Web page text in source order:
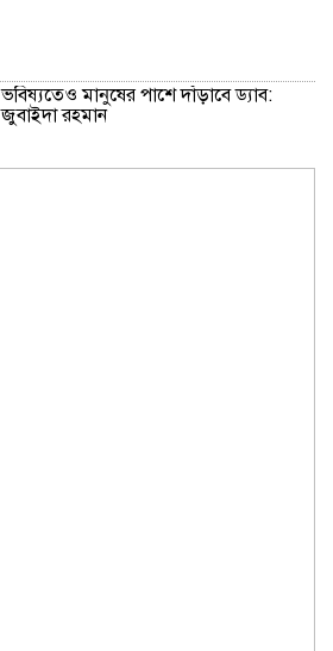
ভবিষ্যতেও মানুষের পাশে দাঁড়াবে ড্যাব:
জুবাইদা রহমান